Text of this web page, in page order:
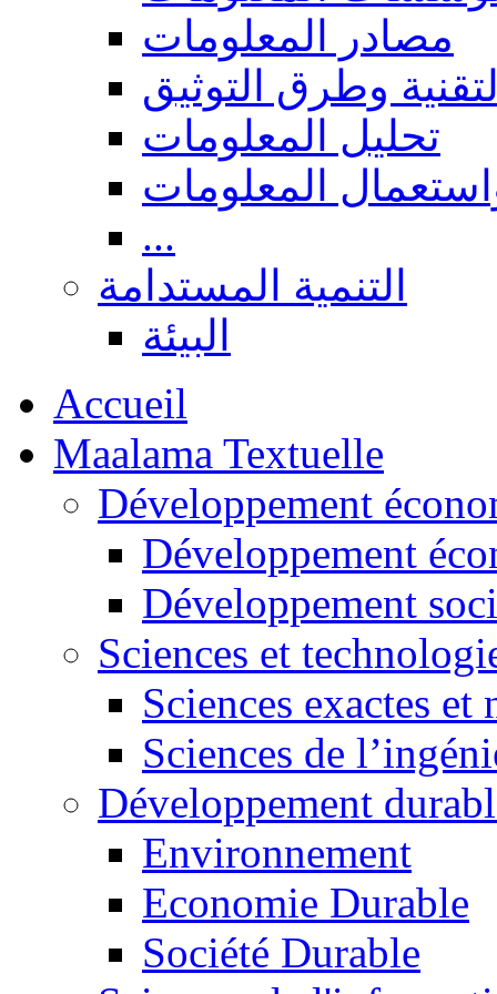
مصادر المعلومات
وطرق التوثيق
تحليل المعلومات
المعلومات
...
التنمية المستدامة
البيئة
Accueil
Maalama Textuelle
Développement
Développement
Développement
Sciences et
Sciences exactes et
Sciences de
Développement
Environnement
Economie Durable
Société Durable